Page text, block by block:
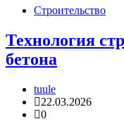
Строительство
Технология
бетона
tuule
22.03.2026
0